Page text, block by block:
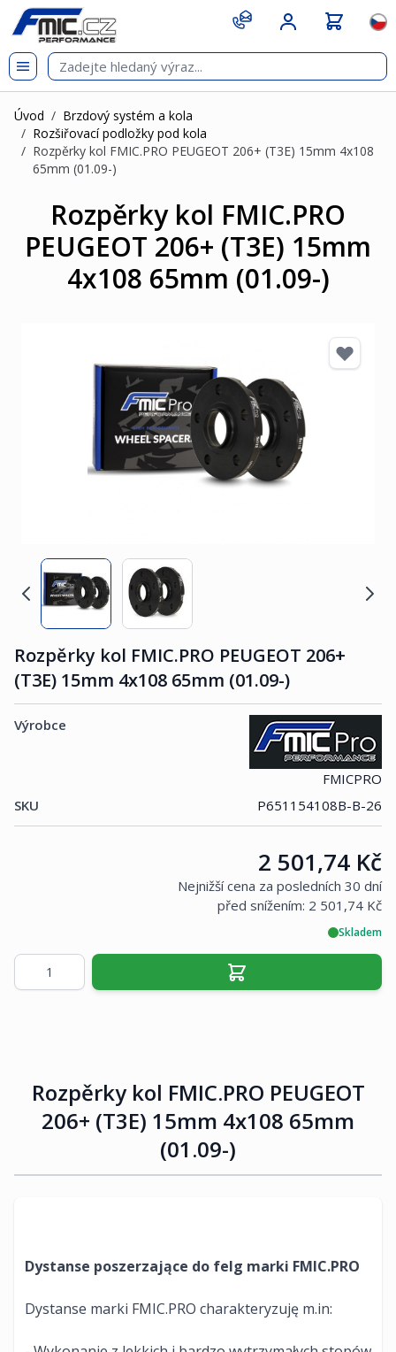
Přejít na obsah
git s
Úvod / Brzdový systém a kola
/ Rozšiřovací podložky pod kola
/ Rozpěrky kol FMIC.PRO PEUGEOT 206+ (T3E) 15mm 4x108
65mm (01.09-)
Rozpěrky kol FMIC.PRO
PEUGEOT 206+ (T3E) 15mm
4x108 65mm (01.09-)
Rozpěrky kol FMIC.PRO PEUGEOT 206+
(T3E) 15mm 4x108 65mm (01.09-)
Výrobce
FMICPRO
SKU
P651154108B-B-26
Cena:
2 501,74 Kč
Nejnižší cena za posledních 30 dní
před snížením: 2 501,74 Kč
Skladem
Množství
Rozpěrky kol FMIC.PRO PEUGEOT
206+ (T3E) 15mm 4x108 65mm
(01.09-)
Dystanse poszerzające do felg marki FMIC.PRO
Dystanse marki FMIC.PRO charakteryzuję m.in: